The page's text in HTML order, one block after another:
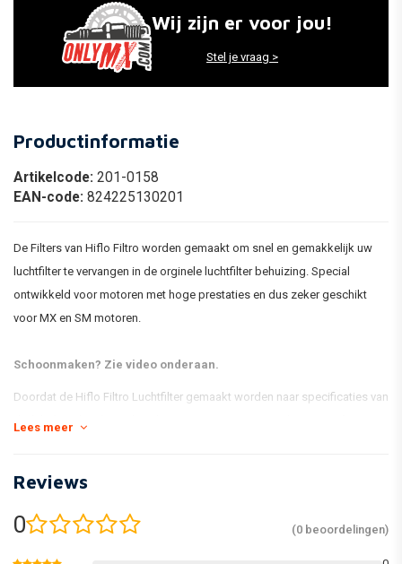
Wij zijn er voor jou!
Stel je vraag >
Productinformatie
Artikelcode: 201-0158
EAN-code: 824225130201
De Filters van Hiflo Filtro worden gemaakt om snel en gemakkelijk uw
luchtfilter te vervangen in de orginele luchtfilter behuizing. Special
ontwikkeld voor motoren met hoge prestaties en dus zeker geschikt
voor MX en SM motoren.
Schoonmaken? Zie video onderaan.
Doordat de Hiflo Filtro Luchtfilter gemaakt worden naar specificaties van
de fabrikant hoeft u tijdens het vervangen niet uw Carburateur of injectie
De Hiflo Luchtfilters worden gemaakt volgens ISO-normering en worden
luchtfilters voldoen aan de eisten die motor-fabrikanten hier aan stellen.
Lees meer
Reviews
0 (0 beoordelingen)